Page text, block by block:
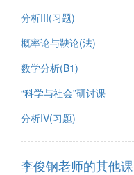
分析III(习题)
概率论与鞅论(法)
数学分析(B1)
“科学与社会”研讨课
分析IV(习题)
李俊钢老师的其他课